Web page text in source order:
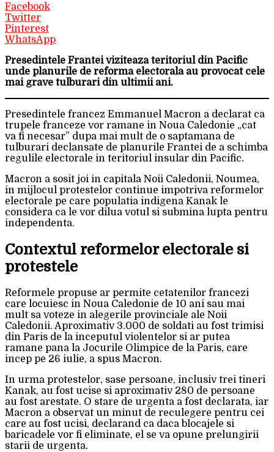
Facebook
Twitter
Pinterest
WhatsApp
Presedintele Frantei viziteaza teritoriul din Pacific
unde planurile de reforma electorala au provocat cele
mai grave tulburari din ultimii ani.
Presedintele francez Emmanuel Macron a declarat ca
trupele franceze vor ramane in Noua Caledonie „cat
va fi necesar” dupa mai mult de o saptamana de
tulburari declansate de planurile Frantei de a schimba
regulile electorale in teritoriul insular din Pacific.
Macron a sosit joi in capitala Noii Caledonii, Noumea,
in mijlocul protestelor continue impotriva reformelor
electorale pe care populatia indigena Kanak le
considera ca le vor dilua votul si submina lupta pentru
independenta.
Contextul reformelor electorale si
protestele
Reformele propuse ar permite cetatenilor francezi
care locuiesc in Noua Caledonie de 10 ani sau mai
mult sa voteze in alegerile provinciale ale Noii
Caledonii. Aproximativ 3.000 de soldati au fost trimisi
din Paris de la inceputul violentelor si ar putea
ramane pana la Jocurile Olimpice de la Paris, care
incep pe 26 iulie, a spus Macron.
In urma protestelor, sase persoane, inclusiv trei tineri
Kanak, au fost ucise si aproximativ 280 de persoane
au fost arestate. O stare de urgenta a fost declarata, iar
Macron a observat un minut de reculegere pentru cei
care au fost ucisi, declarand ca daca blocajele si
baricadele vor fi eliminate, el se va opune prelungirii
starii de urgenta.